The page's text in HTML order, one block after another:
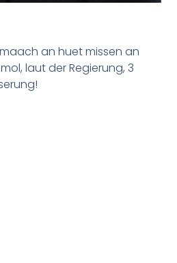
an huet missen an
laut der Regierung, 3